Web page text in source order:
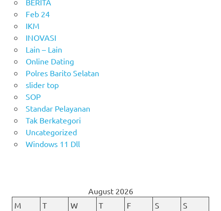
BERITA
Feb 24
IKM
INOVASI
Lain – Lain
Online Dating
Polres Barito Selatan
slider top
SOP
Standar Pelayanan
Tak Berkategori
Uncategorized
Windows 11 Dll
August 2026
M
T W T F S
S